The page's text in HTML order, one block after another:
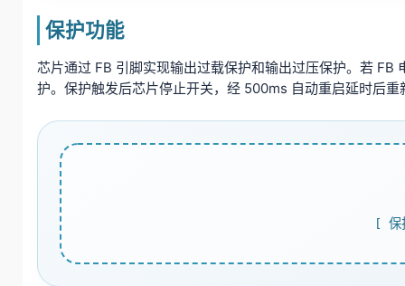
保护功能
芯片通过 FB 引脚实现输出过载保护和输出过压保护。若
护。保护触发后芯片停止开关，经 500ms 自动重启延时
[ 保